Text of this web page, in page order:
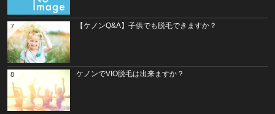
【ケノンQ&A】子供でも脱毛できますか？
7
ケノンでVIO脱毛は出来ますか？
8